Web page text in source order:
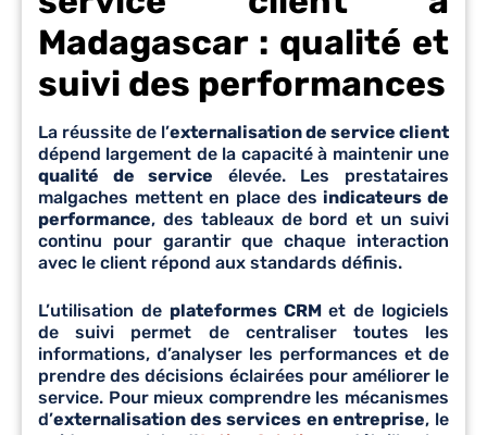
Madagascar : qualité et
suivi des performances
La réussite de l’externalisation de service client
dépend largement de la capacité à maintenir une
qualité de service élevée. Les prestataires
malgaches mettent en place des indicateurs de
performance, des tableaux de bord et un suivi
continu pour garantir que chaque interaction
avec le client répond aux standards définis.
L’utilisation de plateformes CRMet de logiciels
de suivi permet de centraliser toutes les
informations, d’analyser les performances et de
prendre des décisions éclairées pour améliorer le
service. Pour mieux comprendre les mécanismes
d’externalisation des services en entreprise, le